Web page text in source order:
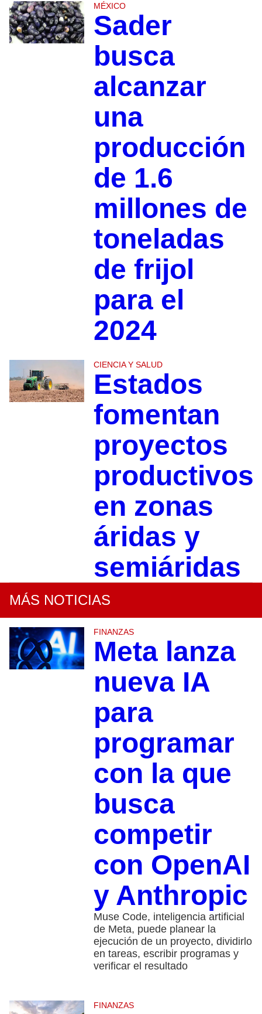
MÉXICO
Sader
busca
alcanzar
una
producción
de 1.6
millones de
toneladas
de frijol
para el
2024
CIENCIA Y SALUD
Estados
fomentan
proyectos
productivos
en zonas
áridas y
semiáridas
MÁS NOTICIAS
FINANZAS
Meta lanza
nueva IA
para
programar
con la que
busca
competir
con OpenAI
y Anthropic
Muse Code, inteligencia artificial
de Meta, puede planear la
ejecución de un proyecto, dividirlo
en tareas, escribir programas y
verificar el resultado
FINANZAS